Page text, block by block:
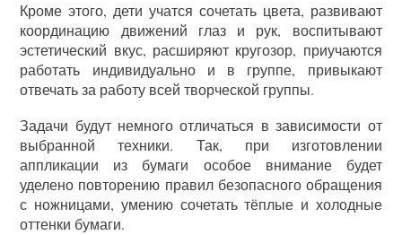
Кроме этого, дети учатся сочетать цвета, развивают
координацию движений глаз и рук, воспитывают
эстетический вкус, расширяют кругозор, приучаются
работать индивидуально и в группе, привыкают
отвечать за работу всей творческой группы.
Задачи будут немного отличаться в зависимости от
выбранной техники. Так, при изготовлении
аппликации из бумаги особое внимание будет
уделено повторению правил безопасного обращения
с ножницами, умению сочетать тёплые и холодные
оттенки бумаги.